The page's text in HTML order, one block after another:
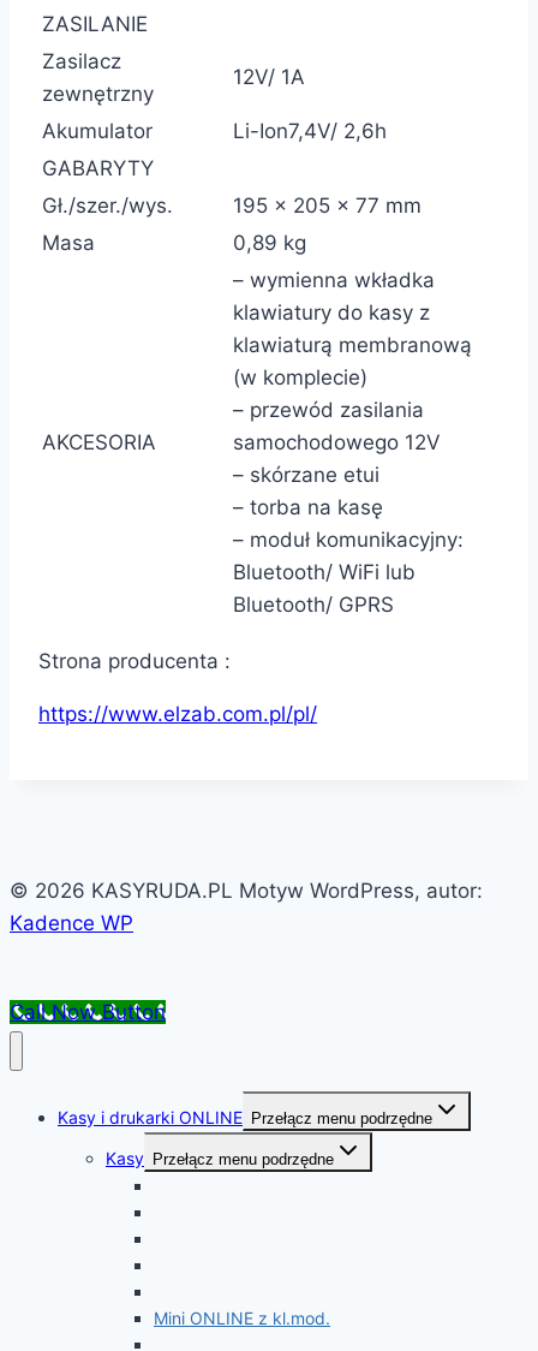
ZASILANIE
Zasilacz
zewnętrzny
12V/ 1A
Akumulator
Li-Ion7,4V/ 2,6h
GABARYTY
Gł./szer./wys.
195 x 205 x 77 mm
Masa
0,89 kg
AKCESORIA
– wymienna wkładka
klawiatury do kasy z
klawiaturą membranową
(w komplecie)
– przewód zasilania
samochodowego 12V
– skórzane etui
– torba na kasę
– moduł komunikacyjny:
Bluetooth/ WiFi lub
Bluetooth/ GPRS
Strona producenta :
https://www.elzab.com.pl/pl/
© 2026 KASYRUDA.PL Motyw WordPress, autor:
Kadence WP
Call Now Button
Kasy i drukarki ONLINE Przełącz menu podrzędne
Kasy Przełącz menu podrzędne
Mini ONLINE z kl.mod.